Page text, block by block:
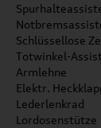
Schlüssellose
Totwinkel-
Armlehne
Elektr.
Lederlenkrad
Lordosenstütze